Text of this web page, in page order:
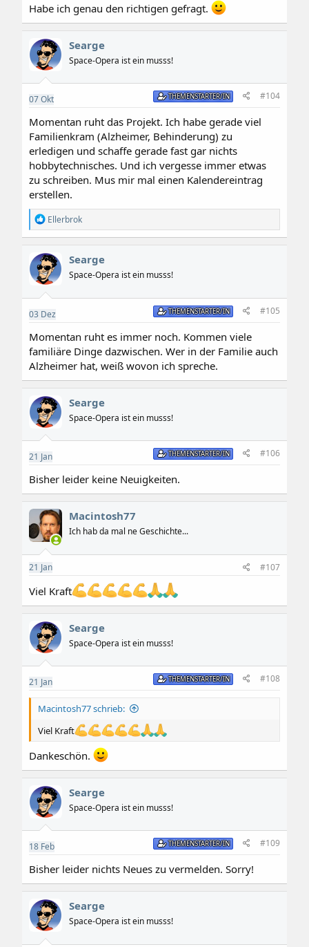
Habe ich genau den richtigen gefragt.
Searge
Space-Opera ist ein musss!
07 Okt THEMENSTARTER/IN #104
Momentan ruht das Projekt. Ich habe gerade viel
Familienkram (Alzheimer, Behinderung) zu
erledigen und schaffe gerade fast gar nichts
hobbytechnisches. Und ich vergesse immer etwas
zu schreiben. Mus mir mal einen Kalendereintrag
erstellen.
R
e
a
k
t
i
o
n
n
Ellerbrok
Searge
Space-Opera ist ein musss!
03 Dez THEMENSTARTER/IN #105
Momentan ruht es immer noch. Kommen viele
familiäre Dinge dazwischen. Wer in der Familie auch
Alzheimer hat, weiß wovon ich spreche.
Searge
Space-Opera ist ein musss!
21 Jan THEMENSTARTER/IN #106
Bisher leider keine Neuigkeiten.
Macintosh77
Ich hab da mal ne Geschichte...
21 Jan #107
Viel Kraft
Searge
Space-Opera ist ein musss!
21 Jan THEMENSTARTER/IN #108
Macintosh77 schrieb:
Viel Kraft
Dankeschön.
Searge
Space-Opera ist ein musss!
18 Feb THEMENSTARTER/IN #109
Bisher leider nichts Neues zu vermelden. Sorry!
Searge
Space-Opera ist ein musss!